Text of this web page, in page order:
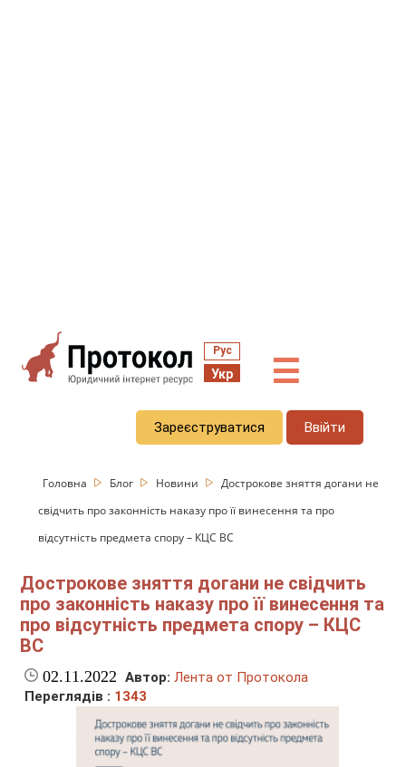
Рус
Укр ☰
Зареєструватися Ввійти
Головна Блог Новини
Дострокове зняття догани не
свідчить про законність наказу про її винесення та про
відсутність предмета спору – КЦС ВС
Дострокове зняття догани не свідчить
про законність наказу про її винесення та
про відсутність предмета спору – КЦС
ВС
02.11.2022 Автор: Лента от Протокола
Переглядів : 1343